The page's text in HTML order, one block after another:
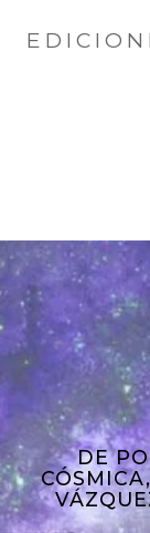
DE